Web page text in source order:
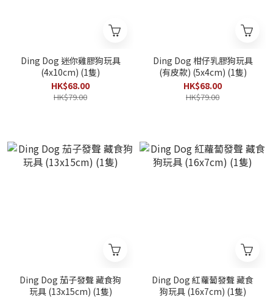
Ding Dog 迷你雞膠狗玩具
(4x10cm) (1隻)
HK$68.00
HK$79.00
Ding Dog 柑仔乳膠狗玩具
(有皮款) (5x4cm) (1隻)
HK$68.00
HK$79.00
Ding Dog 茄子發聲 藏食狗
玩具 (13x15cm) (1隻)
Ding Dog 紅蘿蔔發聲 藏食
狗玩具 (16x7cm) (1隻)